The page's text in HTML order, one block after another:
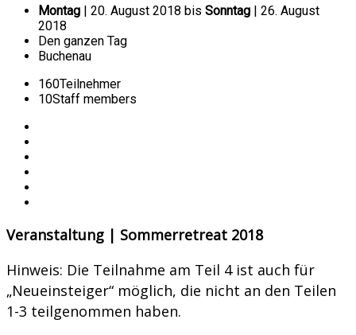
Montag | 20. August 2018 bis Sonntag | 26. August
2018
Den ganzen Tag
Buchenau
160Teilnehmer
10Staff members
Veranstaltung | Sommerretreat 2018
Hinweis: Die Teilnahme am Teil 4 ist auch für
„Neueinsteiger“ möglich, die nicht an den Teilen
1-3 teilgenommen haben.